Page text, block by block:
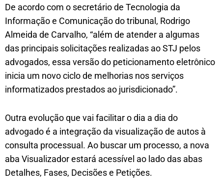
De acordo com o secretário de Tecnologia da
Informação e Comunicação do tribunal, Rodrigo
Almeida de Carvalho, “além de atender a algumas
das principais solicitações realizadas ao STJ pelos
advogados, essa versão do peticionamento eletrônico
inicia um novo ciclo de melhorias nos serviços
informatizados prestados ao jurisdicionado”.
Outra evolução que vai facilitar o dia a dia do
advogado é a integração da visualização de autos à
consulta processual. Ao buscar um processo, a nova
aba Visualizador estará acessível ao lado das abas
Detalhes, Fases, Decisões e Petições.